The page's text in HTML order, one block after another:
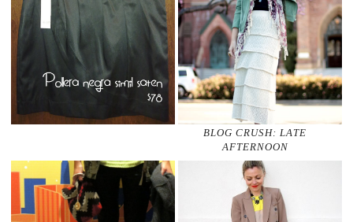
BLOG CRUSH: LATE
AFTERNOON